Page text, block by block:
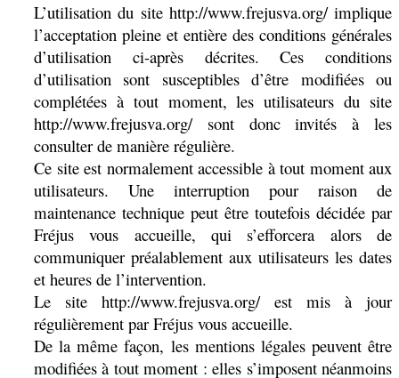
L’utilisation du site http://www.frejusva.org/ implique
l’acceptation pleine et entière des conditions générales
d’utilisation ci-après décrites. Ces conditions
d’utilisation sont susceptibles d’être modifiées ou
complétées à tout moment, les utilisateurs du site
http://www.frejusva.org/ sont donc invités à les
consulter de manière régulière.
Ce site est normalement accessible à tout moment aux
utilisateurs. Une interruption pour raison de
maintenance technique peut être toutefois décidée par
Fréjus vous accueille, qui s’efforcera alors de
communiquer préalablement aux utilisateurs les dates
et heures de l’intervention.
Le site http://www.frejusva.org/ est mis à jour
régulièrement par Fréjus vous accueille.
De la même façon, les mentions légales peuvent être
modifiées à tout moment : elles s’imposent néanmoins